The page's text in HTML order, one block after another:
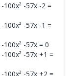
-57x -2 =
-57x -1 =
-57x = 0
100x² -57x +1 =
100x² -57x +2 =